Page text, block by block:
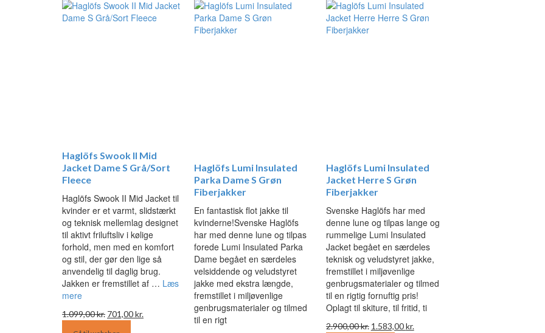
Haglöfs Swook II Mid
Jacket Dame S Grå/Sort
Fleece
Haglöfs Swook II Mid Jacket til
kvinder er et varmt, slidstærkt
og teknisk mellemlag designet
til aktivt friluftsliv i kølige
forhold, men med en komfort
og stil, der gør den lige så
anvendelig til daglig brug.
Jakken er fremstillet af … Læs
mere
1.099,00kr. Den
701,00kr.
Haglöfs Lumi Insulated
Parka Dame S Grøn
Fiberjakker
En fantastisk flot jakke til
kvinderne!Svenske Haglöfs
har med denne lune og tilpas
forede Lumi Insulated Parka
Dame begået en særdeles
velsiddende og veludstyret
jakke med ekstra længde,
fremstillet i miljøvenlige
genbrugsmaterialer og tilmed
til en rigt
Haglöfs Lumi Insulated
Jacket Herre S Grøn
Fiberjakker
Svenske Haglöfs har med
denne lune og tilpas lange og
rummelige Lumi Insulated
Jacket begået en særdeles
teknisk og veludstyret jakke,
fremstillet i miljøvenlige
genbrugsmaterialer og tilmed
til en rigtig fornuftig pris!
Oplagt til skiture, til fritid, ti
2.900,00kr. Den
1.583,00kr.